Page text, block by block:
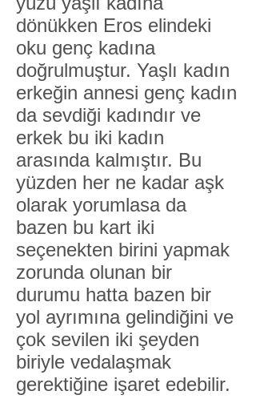
dönükken Eros elindeki
oku genç kadına
doğrulmuştur. Yaşlı kadın
erkeğin annesi genç kadın
da sevdiği kadındır ve
erkek bu iki kadın
arasında kalmıştır. Bu
yüzden her ne kadar aşk
olarak yorumlasa da
bazen bu kart iki
seçenekten birini yapmak
zorunda olunan bir
durumu hatta bazen bir
yol ayrımına gelindiğini ve
çok sevilen iki şeyden
biriyle vedalaşmak
gerektiğine işaret edebilir.